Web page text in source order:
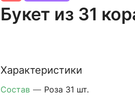
Букет из 31
Характеристики
Состав — Роза 31 шт.